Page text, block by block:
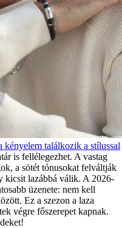
találkozik a stílussal
is fellélegezhet. A vastag
a sötét tónusokat felváltják
kicsit lazábbá válik. A 2026-
üzenete: nem kell
Ez a szezon a laza
végre főszerepet kapnak.